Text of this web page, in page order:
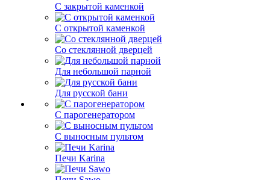
С закрытой каменкой
С открытой каменкой
Со стеклянной дверцей
Для небольшой парной
Для русской бани
С парогенератором
С выносным пультом
Печи Karina